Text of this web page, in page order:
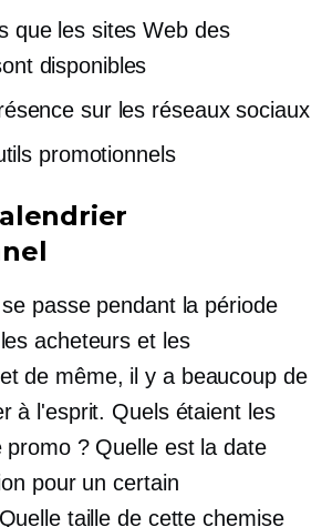
que les sites Web des
disponibles
sur les réseaux sociaux
promotionnels
passe pendant la période
acheteurs et les
de même, il y a beaucoup de
à l'esprit. Quels étaient les
promo ? Quelle est la date
pour un certain
taille de cette chemise